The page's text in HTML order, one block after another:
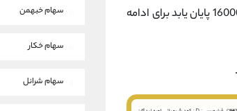
را تکمیل کرده است و در حال تکمیل موج B خود میباشد که احتمالا در ناحیه 13200-16000 پایان یابد برای ادامه
سهام خبهمن
سهام خکار
سهام شرانل